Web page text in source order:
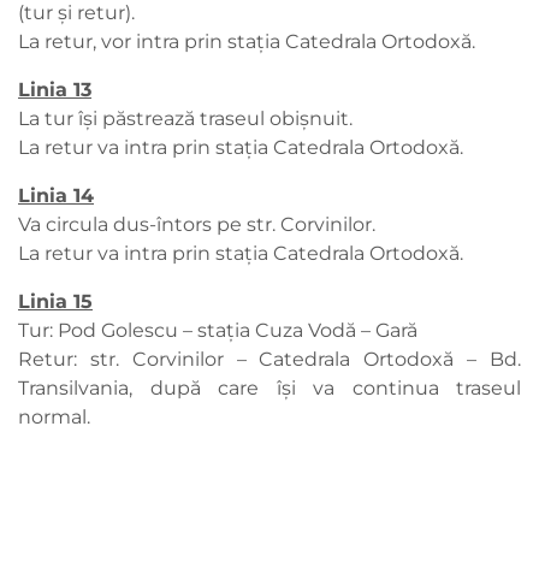
(tur și retur).
La retur, vor intra prin stația Catedrala Ortodoxă.
Linia 13
La tur își păstrează traseul obișnuit.
La retur va intra prin stația Catedrala Ortodoxă.
Linia 14
Va circula dus-întors pe str. Corvinilor.
La retur va intra prin stația Catedrala Ortodoxă.
Linia 15
Tur: Pod Golescu – stația Cuza Vodă – Gară
Retur: str. Corvinilor – Catedrala Ortodoxă – Bd.
Transilvania, după care își va continua traseul
normal.